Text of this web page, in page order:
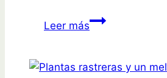
Leer másSiembra
cultiva